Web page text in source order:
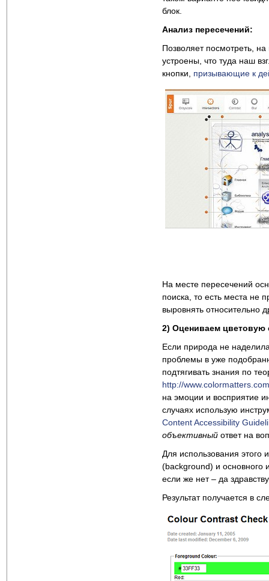
блок.
Анализ пересечений:
Позволяет посмотреть,
устроены, что туда наш
кнопки, призывающие к
На месте пересечений
поиска, то есть места не
выровнять относительно
2) Оцениваем цветовую
Если природа не
проблемы в уже
подтягивать знания по
http://
на эмоции и восприятие
случаях использую
Content Accessibility
объективный ответ на
Для использования этого
(background) и основного
если же нет – да
Результат получается в